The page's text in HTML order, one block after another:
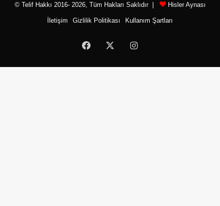
© Telif Hakkı 2016- 2026, Tüm Hakları Saklıdır | Hisler Aynası
İletişim Gizlilik Politikası Kullanım Şartları
Facebook Instagram